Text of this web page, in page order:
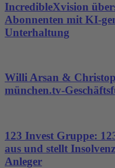
IncredibleXvision
Abonnenten mit KI-
Unterhaltung
Willi Arsan &
münchen.tv-
123 Invest Gruppe:
aus und stellt
Anleger